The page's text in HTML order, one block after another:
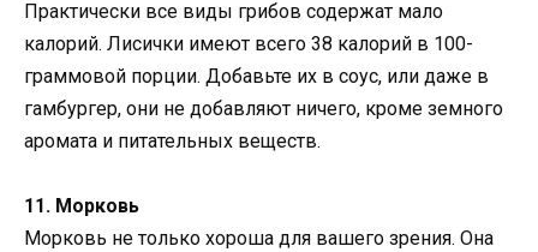
Практически все виды грибов содержат мало
калорий. Лисички имеют всего 38 калорий в 100-
граммовой порции. Добавьте их в соус, или даже в
гамбургер, они не добавляют ничего, кроме земного
аромата и питательных веществ.
11. Морковь
Морковь не только хороша для вашего зрения. Она